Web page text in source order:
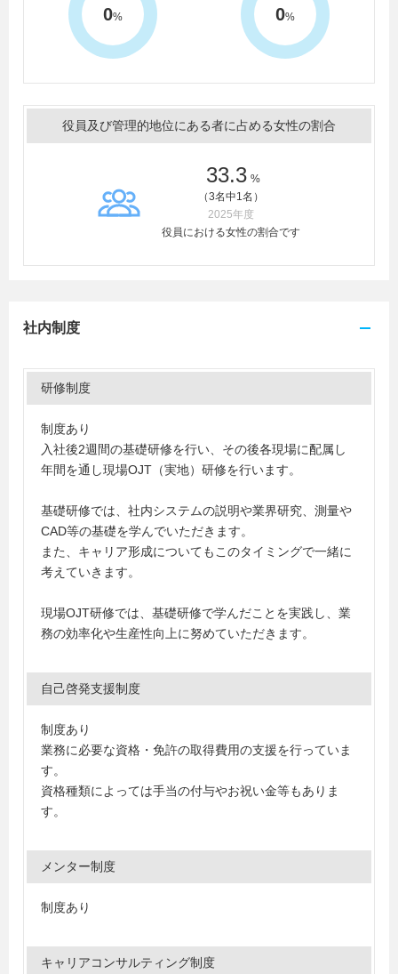
0% 0%
役員及び管理的地位にある者に占める女性の割合
33.3 %
（3名中1名）
2025年度
役員における女性の割合です
社内制度
研修制度
制度あり
入社後2週間の基礎研修を行い、その後各現場に配属し
年間を通し現場OJT（実地）研修を行います。
基礎研修では、社内システムの説明や業界研究、測量や
CAD等の基礎を学んでいただきます。
また、キャリア形成についてもこのタイミングで一緒に
考えていきます。
現場OJT研修では、基礎研修で学んだことを実践し、業
務の効率化や生産性向上に努めていただきます。
自己啓発支援制度
制度あり
業務に必要な資格・免許の取得費用の支援を行っていま
す。
資格種類によっては手当の付与やお祝い金等もありま
す。
メンター制度
制度あり
キャリアコンサルティング制度